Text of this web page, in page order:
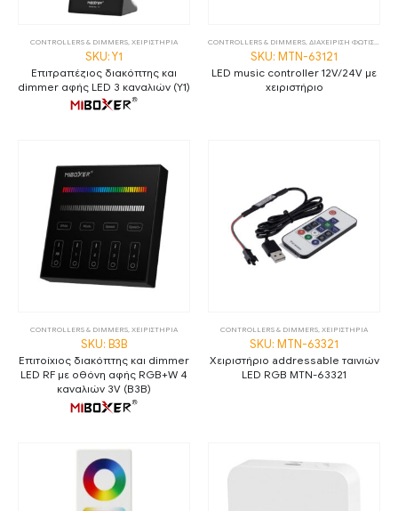
CONTROLLERS & DIMMERS ΧΕΙΡΙΣΤΗΡΙΑ
SKU: Y1
Επιτραπέζιος διακόπτης και
dimmer αφής LED 3 καναλιών (Y1)
CONTROLLERS & DIMMERS ΔΙΑΧΕΙΡΙΣΗ ΦΩΤΙΣΜΟΥ
SKU: MTN-63121
LED music controller 12V/24V με
χειριστήριο
CONTROLLERS & DIMMERS, ΧΕΙΡΙΣΤΗΡΙΑ
SKU: B3B
Επιτοίχιος διακόπτης και dimmer
LED RF με οθόνη αφής RGB+W 4
καναλιών 3V (B3B)
CONTROLLERS & DIMMERS, ΧΕΙΡΙΣΤΗΡΙΑ
SKU: MTN-63321
Χειριστήριο addressable ταινιών
LED RGB MTN-63321